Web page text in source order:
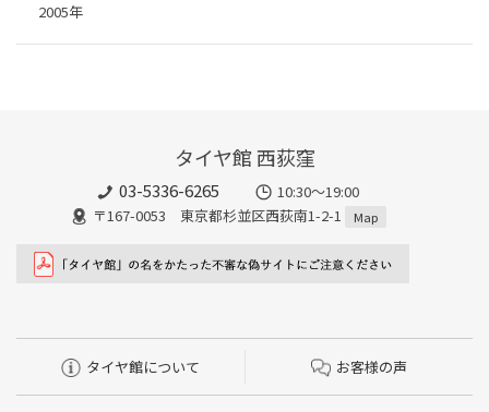
2005年
タイヤ館 西荻窪
03-5336-6265
10:30～19:00
〒167-0053 東京都杉並区西荻南1-2-1
Map
タイヤ館について お客様の声